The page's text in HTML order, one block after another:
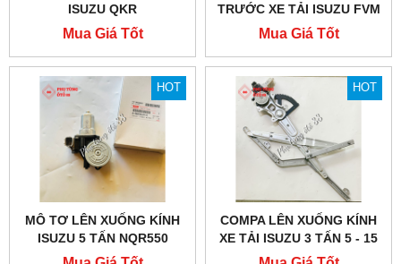
ISUZU QKR
Mua Giá Tốt
TRƯỚC XE TẢI ISUZU FVM
1500
Mua Giá Tốt
HOT
MÔ TƠ LÊN XUỐNG KÍNH
ISUZU 5 TẤN NQR550
HOT
COMPA LÊN XUỐNG KÍNH
XE TẢI ISUZU 3 TẤN 5 - 15
TẤN